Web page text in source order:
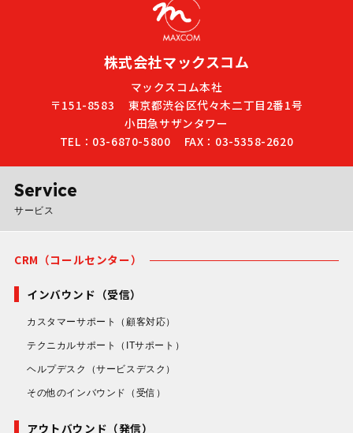
株式会社マックスコム
マックスコム本社
〒151-8583
東京都渋谷区代々木二丁目2番1号
小田急サザンタワー
TEL：03-6870-5800
FAX：03-5358-2620
Service
サービス
CRM（コールセンター）
インバウンド（受信）
カスタマーサポート （顧客対応）
テクニカルサポート （ITサポート）
ヘルプデスク （サービスデスク）
その他のインバウンド （受信）
アウトバウンド（発信）